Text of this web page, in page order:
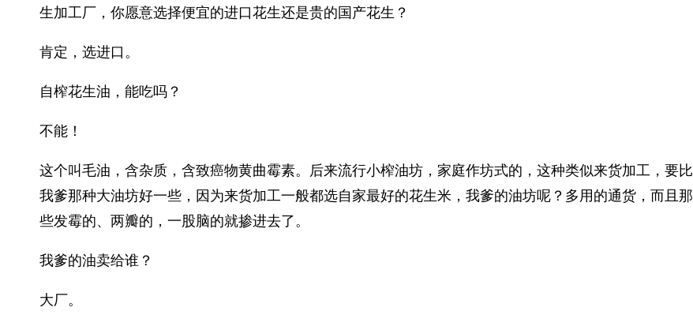
生加工厂，你愿意选择便宜的进口花生还是贵的国产花生？
肯定，选进口。
自榨花生油，能吃吗？
不能！
这个叫毛油，含杂质，含致癌物黄曲霉素。后来流行小榨油坊，家庭作坊式的，这种类似来货加工，要比
我爹那种大油坊好一些，因为来货加工一般都选自家最好的花生米，我爹的油坊呢？多用的通货，而且那
些发霉的、两瓣的，一股脑的就掺进去了。
我爹的油卖给谁？
大厂。